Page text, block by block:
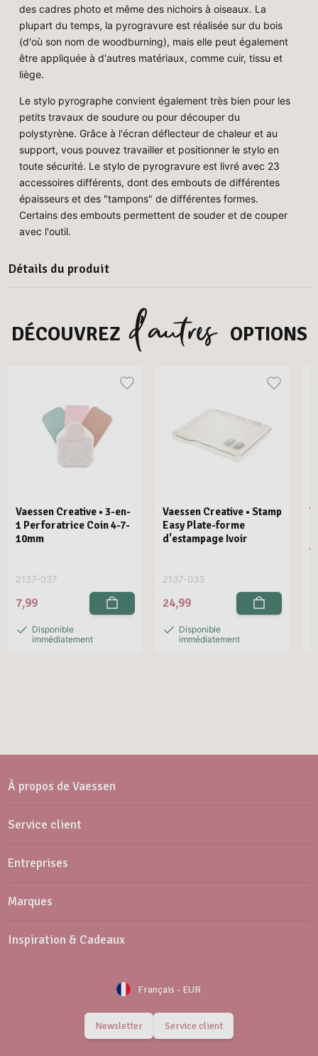
des cadres photo et même des nichoirs à oiseaux. La
plupart du temps, la pyrogravure est réalisée sur du bois
(d'où son nom de woodburning), mais elle peut également
être appliquée à d'autres matériaux, comme cuir, tissu et
liège.
Le stylo pyrographe convient également très bien pour les
petits travaux de soudure ou pour découper du
polystyrène. Grâce à l'écran déflecteur de chaleur et au
support, vous pouvez travailler et positionner le stylo en
toute sécurité. Le stylo de pyrogravure est livré avec 23
accessoires différents, dont des embouts de différentes
épaisseurs et des "tampons" de différentes formes.
Certains des embouts permettent de souder et de couper
avec l'outil.
Détails du produit
DÉCOUVREZ d’autres OPTIONS
Vaessen Creative • 3-en-
1 Perforatrice Coin 4-7-
10mm
2137-037
7,99
Disponible
immédiatement
Vaessen Creative • Stamp
Easy Plate-forme
d'estampage Ivoir
2137-033
24,99
Disponible
immédiatement
À propos de Vaessen
Service client
Entreprises
Marques
Inspiration & Cadeaux
Français - EUR
Newsletter Service client